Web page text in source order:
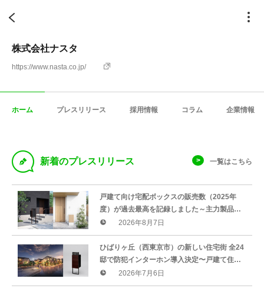
株式会社ナスタ
https://www.nasta.co.jp/
ホーム プレスリリース 採用情報 コラム 企業情報
D 新着のプレスリリース 一覧はこちら
戸建て向け宅配ボックスの販売数（2025年
度）が過去最高を記録しました～主力製品は
前年比5.6倍を販売。不在時も荷物を受け取れ
る住宅が増加～
2026年8月7日
ひばりヶ丘（西東京市）の新しい住宅街 全24
邸で防犯インターホン導入決定〜戸建て住宅
の防犯ニーズが高まる中、各邸カメラで周辺
24時間撮影〜
2026年7月6日